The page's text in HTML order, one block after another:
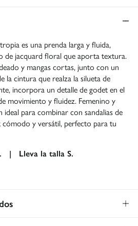
es una prenda larga y fluida,
de jacquard floral que aporta textura.
y mangas cortas, junto con un
la cintura que realza la silueta de
incorpora un detalle de godet en el
movimiento y fluidez. Femenino y
ideal para combinar con sandalias de
y versátil, perfecto para tu
| Lleva la talla S.